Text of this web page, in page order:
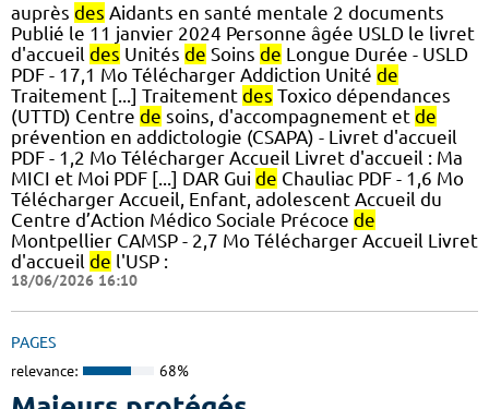
auprès des Aidants en santé mentale 2 documents
Publié le 11 janvier 2024 Personne âgée USLD le livret
d'accueil des Unités de Soins de Longue Durée - USLD
PDF - 17,1 Mo Télécharger Addiction Unité de
Traitement [...] Traitement des Toxico dépendances
(UTTD) Centre de soins, d'accompagnement et de
prévention en addictologie (CSAPA) - Livret d'accueil
PDF - 1,2 Mo Télécharger Accueil Livret d'accueil : Ma
MICI et Moi PDF [...] DAR Gui de Chauliac PDF - 1,6 Mo
Télécharger Accueil, Enfant, adolescent Accueil du
Centre d’Action Médico Sociale Précoce de
Montpellier CAMSP - 2,7 Mo Télécharger Accueil Livret
d'accueil de l'USP :
18/06/2026 16:10
PAGES
relevance: 68%